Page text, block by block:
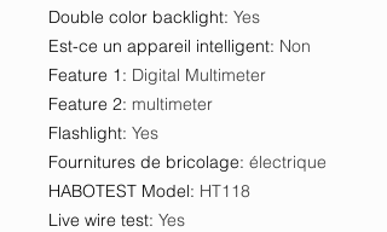
Double color backlight: Yes
Est-ce un appareil intelligent: Non
Feature 1: Digital Multimeter
Feature 2: multimeter
Flashlight: Yes
Fournitures de bricolage: électrique
HABOTEST Model: HT118
Live wire test: Yes